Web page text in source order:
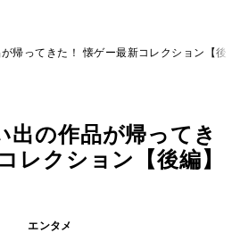
帰ってきた！ 懐ゲー最新コレクション【後
出の作品が帰ってき
レクション【後編】
エンタメ